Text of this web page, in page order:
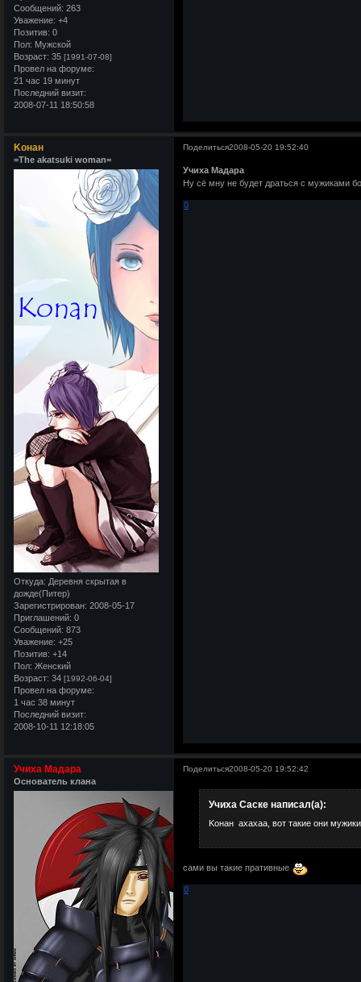
Сообщений: 263
Уважение: +4
Позитив: 0
Пол: Мужской
Возраст: 35 [1991-07-08]
Провел на форуме:
21 час 19 минут
Последний визит:
2008-07-11 18:50:58
Поделиться2008-05-20 19:52:40
Kонан
=The akatsuki woman=
Откуда: Деревня скрытая в
дожде(Питер)
Зарегистрирован: 2008-05-17
Приглашений: 0
Сообщений: 873
Уважение: +25
Позитив: +14
Пол: Женский
Возраст: 34 [1992-06-04]
Провел на форуме:
1 час 38 минут
Последний визит:
2008-10-11 12:18:05
Учиха Мадара
Ну сё мну не будет драться с мужиками
0
Поделиться2008-05-20 19:52:42
Учиха Мадара
Основатель клана
Учиха Саске написал(а):
Kонан ахахаа, вот такие они
сами вы такие пративные
0